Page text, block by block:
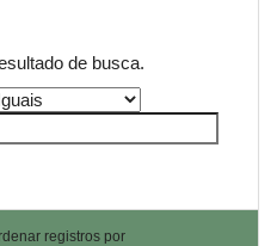
de busca.
registros por